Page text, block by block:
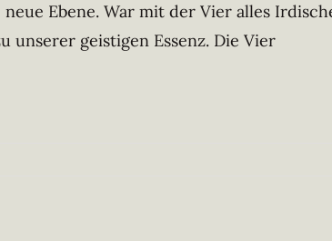
Ebene. War mit der Vier alles
unserer geistigen Essenz. Die Vier